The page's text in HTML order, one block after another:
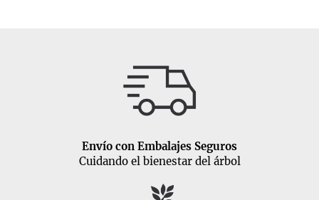
Envío con Embalajes Seguros
Cuidando el bienestar del árbol